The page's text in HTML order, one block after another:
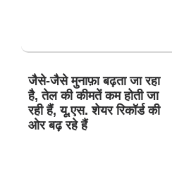
जैसे-जैसे मुनाफ़ा बढ़ता जा रहा
है, तेल की कीमतें कम होती जा
रही हैं, यू.एस. शेयर रिकॉर्ड की
ओर बढ़ रहे हैं